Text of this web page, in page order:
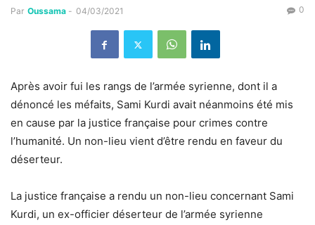
Par Oussama - 04/03/2021 0
Après avoir fui les rangs de l’armée syrienne, dont il a
dénoncé les méfaits, Sami Kurdi avait néanmoins été mis
en cause par la justice française pour crimes contre
l’humanité. Un non-lieu vient d’être rendu en faveur du
déserteur.
La justice française a rendu un non-lieu concernant Sami
Kurdi, un ex-officier déserteur de l’armée syrienne